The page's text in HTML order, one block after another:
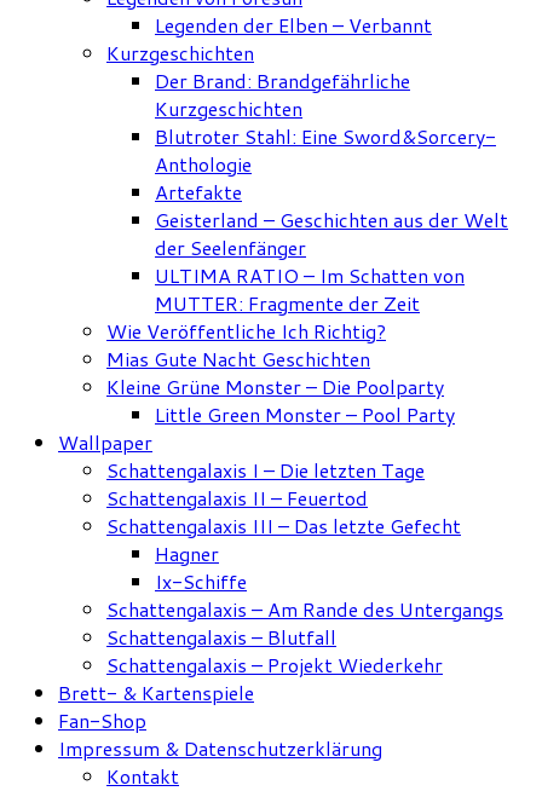
Legenden der Elben – Verbannt
Kurzgeschichten
Der Brand: Brandgefährliche
Kurzgeschichten
Blutroter Stahl: Eine Sword&Sorcery-
Anthologie
Artefakte
Geisterland – Geschichten aus der Welt
der Seelenfänger
ULTIMA RATIO – Im Schatten von
MUTTER: Fragmente der Zeit
Wie Veröffentliche Ich Richtig?
Mias Gute Nacht Geschichten
Kleine Grüne Monster – Die Poolparty
Little Green Monster – Pool Party
Wallpaper
Schattengalaxis I – Die letzten Tage
Schattengalaxis II – Feuertod
Schattengalaxis III – Das letzte Gefecht
Hagner
Ix-Schiffe
Schattengalaxis – Am Rande des Untergangs
Schattengalaxis – Blutfall
Schattengalaxis – Projekt Wiederkehr
Brett- & Kartenspiele
Fan-Shop
Impressum & Datenschutzerklärung
Kontakt